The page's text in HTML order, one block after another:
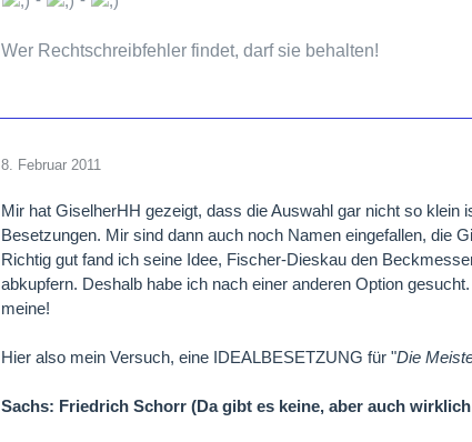
Wer Rechtschreibfehler findet, darf sie behalten!
8. Februar 2011
Mir hat GiselherHH gezeigt, dass die Auswahl gar nicht so
Besetzungen. Mir sind dann auch noch Namen eingefallen, die
Richtig gut fand ich seine Idee, Fischer-Dieskau den
abkupfern. Deshalb habe ich nach einer anderen Option
meine!
Hier also mein Versuch, eine IDEALBESETZUNG für "Die
Sachs: Friedrich Schorr (Da gibt es keine, aber auch